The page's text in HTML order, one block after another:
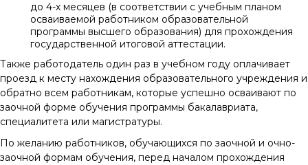
до 4-х месяцев (в соответствии с учебным планом
осваиваемой работником образовательной
программы высшего образования) для прохождения
государственной итоговой аттестации.
Также работодатель один раз в учебном году оплачивает
проезд к месту нахождения образовательного учреждения и
обратно всем работникам, которые успешно осваивают по
заочной форме обучения программы бакалавриата,
специалитета или магистратуры.
По желанию работников, обучающихся по заочной и очно-
заочной формам обучения, перед началом прохождения